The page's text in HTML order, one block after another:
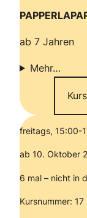
ab 7 Jahren
Mehr…
freitags, 15:00-
ab 10. Oktober
6 mal – nicht in
Kursnummer: 17